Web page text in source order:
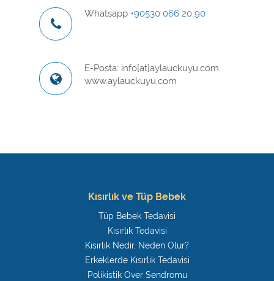
Whatsapp +90530 066 20 90
E-Posta: info[at]aylauckuyu.com
www.aylauckuyu.com
Kısırlık ve Tüp Bebek
Tüp Bebek Tedavisi
Kısırlık Tedavisi
Kısırlık Nedir, Neden Olur?
Erkeklerde Kısırlık Tedavisi
Polikistik Over Sendromu